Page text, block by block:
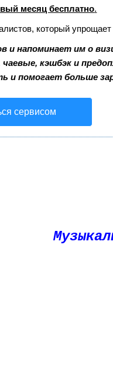
месяц бесплатно.
который
и напоминает им о
чаевые, кэшбэк и
и помогает больше
сервисом